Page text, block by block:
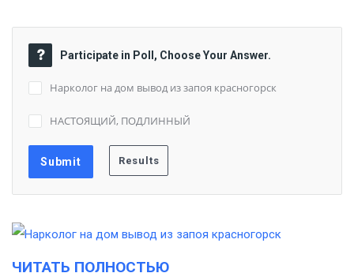
Participate in Poll, Choose Your Answer.
Нарколог на дом вывод из запоя красногорск
НАСТОЯЩИЙ, ПОДЛИННЫЙ
ЧИТАТЬ ПОЛНОСТЬЮ